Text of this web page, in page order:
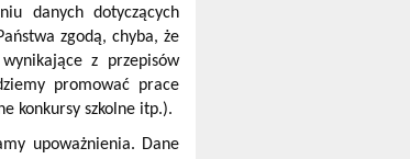
danych dotyczących
zgodą, chyba, że
z przepisów
promować prace
konkursy szkolne itp.).
upoważnienia. Dane